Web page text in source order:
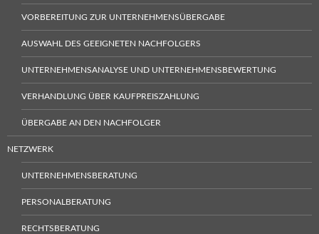
VORBEREITUNG ZUR UNTERNEHMENSÜBERGABE
AUSWAHL DES GEEIGNETEN NACHFOLGERS
UNTERNEHMENSANALYSE UND UNTERNEHMENSBEWERTUNG
VERHANDLUNG ÜBER KAUFPREISZAHLUNG
ÜBERGABE AN DEN NACHFOLGER
NETZWERK
UNTERNEHMENSBERATUNG
PERSONALBERATUNG
RECHTSBERATUNG